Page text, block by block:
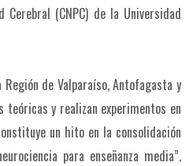
(CNPC) de la Universidad
de Valparaíso, Antofagasta y
teóricas y realizan experimentos en
un hito en la consolidación
para enseñanza media”.